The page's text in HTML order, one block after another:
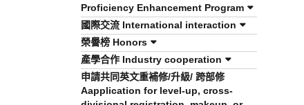
Proficiency Enhancement Program
國際交流 International interaction
榮譽榜 Honors
產學合作 Industry cooperation
申請共同英文重補修/升級/ 跨部修
Aapplication for level-up, cross-